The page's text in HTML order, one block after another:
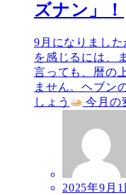
ズナン」！
9月になりまし
を感じるには、
言っても、暦の
ません。ヘブン
しょう
今月の
2025年9月1